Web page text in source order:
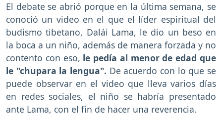
El debate se abrió porque en la última semana, se
conoció un video en el que el líder espiritual del
budismo tibetano, Dalái Lama, le dio un beso en
la boca a un niño, además de manera forzada y no
contento con eso, le pedía al menor de edad que
le "chupara la lengua". De acuerdo con lo que se
puede observar en el video que lleva varios días
en redes sociales, el niño se habría presentado
ante Lama, con el fin de hacer una reverencia.